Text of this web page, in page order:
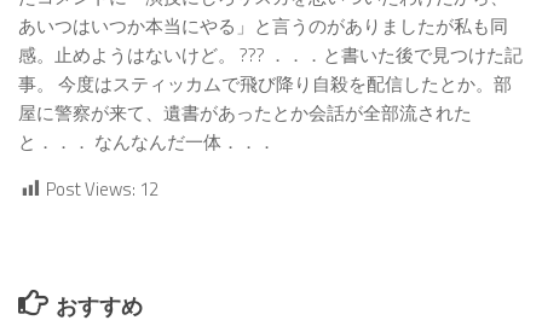
あいつはいつか本当にやる」と言うのがありましたが私も同
感。止めようはないけど。 ??? ．．．と書いた後で見つけた記
事。 今度はスティッカムで飛び降り自殺を配信したとか。部
屋に警察が来て、遺書があったとか会話が全部流された
と．．． なんなんだ一体．．．
Post Views: 12
おすすめ